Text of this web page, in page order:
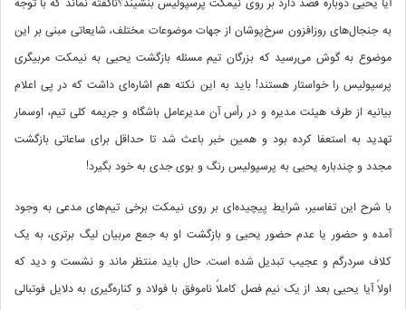
آیا یحیی دوباره قصد دارد بر روی نیمکت پرسپولیس بنشیند؟ناگفته نماند که با توجه
به جنجال‌های روز‌افزون سرخ‌پوشان از جهات موضوعات مختلف، شایعاتی مبنی بر این
موضوع به گوش می‌رسید که بزرگان تیم مسئله بازگشت یحیی به نیمکت مربیگری
پرسپولیس را خواستار هستند! باید به این نکته هم اشاره‌ای داشت که در پی اعلام
بیانیه از طرف هیئت مدیره و در رأس آن مدیرعامل باشگاه و جریمه کلی تیم، اوسمار
تهدید به استعفا کرده بود و همین خبر باعث شد تا حداقل برای ساعاتی بازگشت
مجدد و چندباره یحیی به پرسپولیس رنگ و بوی جدی به خود بگیرد!
با شرح این تفاسیر، شرایط پیچیده‌ای بر روی نیمکت برخی تیم‌های مدعی به وجود
آمده و حضور یا عدم حضور یحیی و بازگشت او به جمع مربیان لیگ برتری، به یک
کلاف سردرگم و عجیب تبدیل شده است. حال باید منتظر ماند و نشست و دید که
اولاً آیا یحیی بعد از یک نیم فصل کاملاً ناموفق با فولاد و کناره‌گیری به دلایل فوتبالی